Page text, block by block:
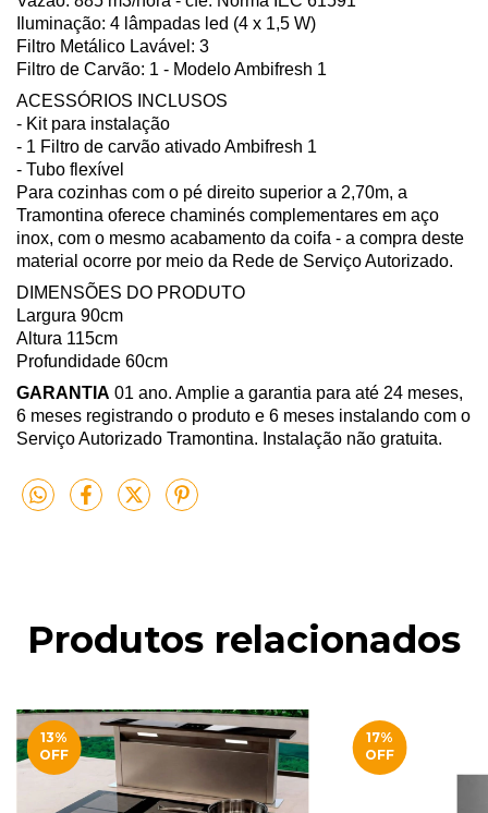
Iluminação: 4 lâmpadas led (4 x 1,5 W)
Filtro Metálico Lavável: 3
Filtro de Carvão: 1 - Modelo Ambifresh 1
ACESSÓRIOS INCLUSOS
- Kit para instalação
- 1 Filtro de carvão ativado Ambifresh 1
- Tubo flexível
Para cozinhas com o pé direito superior a 2,70m, a
Tramontina oferece chaminés complementares em aço
inox, com o mesmo acabamento da coifa - a compra deste
material ocorre por meio da Rede de Serviço Autorizado.
DIMENSÕES DO PRODUTO
Largura 90cm
Altura 115cm
Profundidade 60cm
GARANTIA 01 ano. Amplie a garantia para até 24 meses,
6 meses registrando o produto e 6 meses instalando com o
Serviço Autorizado Tramontina. Instalação não gratuita.
Produtos relacionados
13%
OFF
17%
OFF